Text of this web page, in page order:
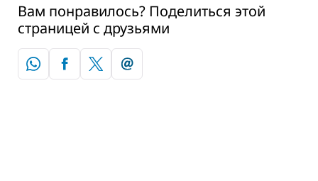
Вам понравилось? Поделиться этой
страницей с друзьями